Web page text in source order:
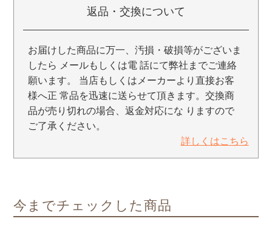
返品・交換について
お届けした商品に万一、汚損・破損等がございま
したら メールもしくは電 話にて弊社までご連絡
願います。 当店もしくはメーカーより直接お客
様へ正 常品を迅速に送らせて頂きます。交換商
品が売り切れの場合、返金対応にな りますので
ご了承ください。
詳しくはこちら
今までチェックした商品